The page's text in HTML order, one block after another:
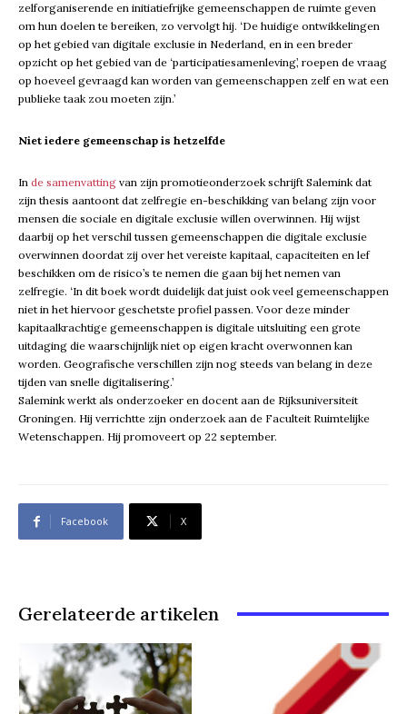
zelforganiserende en initiatiefrijke gemeenschappen de ruimte geven
om hun doelen te bereiken, zo vervolgt hij. ‘De huidige ontwikkelingen
op het gebied van digitale exclusie in Nederland, en in een breder
opzicht op het gebied van de ‘participatiesamenleving’, roepen de vraag
op hoeveel gevraagd kan worden van gemeenschappen zelf en wat een
publieke taak zou moeten zijn.’
Niet iedere gemeenschap is hetzelfde
In de samenvatting van zijn promotieonderzoek schrijft Salemink dat
zijn thesis aantoont dat zelfregie en-beschikking van belang zijn voor
mensen die sociale en digitale exclusie willen overwinnen. Hij wijst
daarbij op het verschil tussen gemeenschappen die digitale exclusie
overwinnen doordat zij over het vereiste kapitaal, capaciteiten en lef
beschikken om de risico’s te nemen die gaan bij het nemen van
zelfregie. ‘In dit boek wordt duidelijk dat juist ook veel gemeenschappen
niet in het hiervoor geschetste profiel passen. Voor deze minder
kapitaalkrachtige gemeenschappen is digitale uitsluiting een grote
uitdaging die waarschijnlijk niet op eigen kracht overwonnen kan
worden. Geografische verschillen zijn nog steeds van belang in deze
tijden van snelle digitalisering.’
Salemink werkt als onderzoeker en docent aan de Rijksuniversiteit
Groningen. Hij verrichtte zijn onderzoek aan de Faculteit Ruimtelijke
Wetenschappen. Hij promoveert op 22 september.
Facebook X
Gerelateerde artikelen